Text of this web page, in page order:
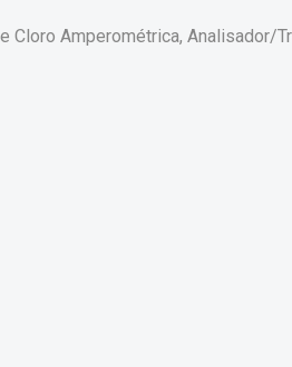
Cloro Amperométrica, Analisador/